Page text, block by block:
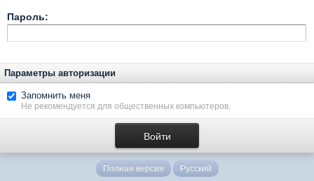
Пароль:
Параметры авторизации
Запомнить меня
Не рекомендуется для общественных компьютеров.
Полная версия Русский